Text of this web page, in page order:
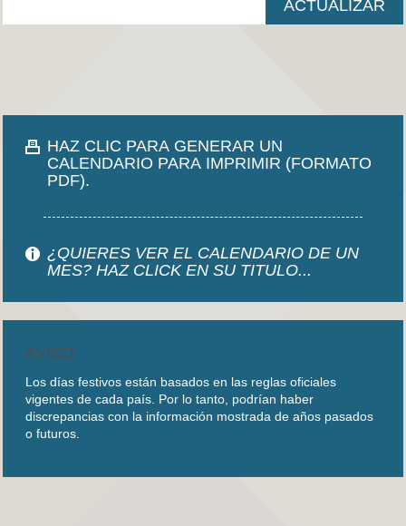
HAZ CLIC PARA GENERAR UN
CALENDARIO PARA IMPRIMIR (FORMATO
PDF).
¿QUIERES VER EL CALENDARIO DE UN
MES? HAZ CLICK EN SU TITULO...
AVISO
Los días festivos están basados en las reglas oficiales
vigentes de cada país. Por lo tanto, podrían haber
discrepancias con la información mostrada de años pasados
o futuros.